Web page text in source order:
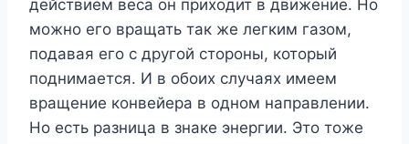
действием веса он приходит в движение. Но
можно его вращать так же легким газом,
подавая его с другой стороны, который
поднимается. И в обоих случаях имеем
вращение конвейера в одном направлении.
Но есть разница в знаке энергии. Это тоже